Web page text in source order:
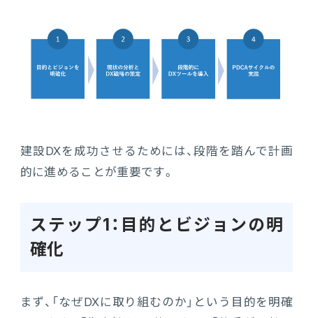
建設DXを成功させるためには、段階を踏んで計画
的に進めることが重要です。
ステップ1：目的とビジョンの明
確化
まず、「なぜDXに取り組むのか」という目的を明確